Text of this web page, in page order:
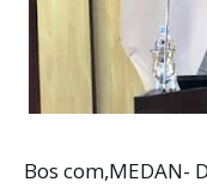
Bos com,MEDAN-